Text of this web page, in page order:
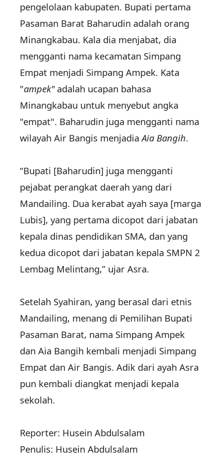
pengelolaan kabupaten. Bupati pertama
Pasaman Barat Baharudin adalah orang
Minangkabau. Kala dia menjabat, dia
mengganti nama kecamatan Simpang
Empat menjadi Simpang Ampek. Kata
"ampek"adalah ucapan bahasa
Minangkabau untuk menyebut angka
"empat". Baharudin juga mengganti nama
wilayah Air Bangis menjadiaAia Bangih.
“Bupati [Baharudin] juga mengganti
pejabat perangkat daerah yang dari
Mandailing. Dua kerabat ayah saya [marga
Lubis], yang pertama dicopot dari jabatan
kepala dinas pendidikan SMA, dan yang
kedua dicopot dari jabatan kepala SMPN 2
Lembag Melintang,” ujar Asra.
Setelah Syahiran, yang berasal dari etnis
Mandailing, menang di Pemilihan Bupati
Pasaman Barat, nama Simpang Ampek
dan Aia Bangih kembali menjadi Simpang
Empat dan Air Bangis. Adik dari ayah Asra
pun kembali diangkat menjadi kepala
sekolah.
Reporter: Husein Abdulsalam
Penulis: Husein Abdulsalam